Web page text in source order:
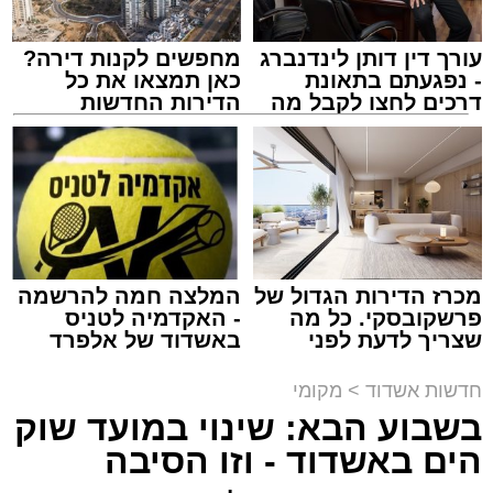
מעוניינים להגיב? לדווח ? צרו איתנו קשר במייל -
ASHDODS@ISNET.CO.IL
נתיבי ישראל
מערכת האתר / 18:19 06.08.26
תגים:אשדוד , נתיבי ישראל
חברת "נתיבי ישראל" הודיעה על ביצוע עבודות
תחזוקה ליליות במחלף אשדוד צפון שיימשכו
עורך דין דותן לינדנברג
- נפגעתם בתאונת
דרכים לחצו לקבל מה
שמגיע לכם
מחפשים לקנות דירה?
כאן תמצאו את כל
הדירות החדשות
למכירה באשדוד >>>
מכרז הדירות הגדול של
פרשקובסקי. כל מה
שצריך לדעת לפני
באשדוד
המלצה חמה להרשמה
- האקדמיה לטניס
באשדוד של אלפרד
חדשות אשדוד > מקומי
בשבוע הבא: שינוי במועד שוק
הים באשדוד - וזו הסיבה